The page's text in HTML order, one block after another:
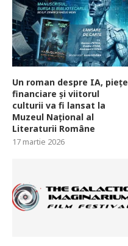
Un roman despre IA, piețe
financiare și viitorul
culturii va fi lansat la
Muzeul Național al
Literaturii Române
17 martie 2026